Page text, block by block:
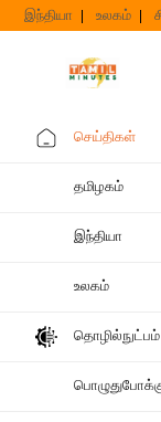
Skip
to
இந்தியா உலகம்
செய்திகள்
தமிழகம்
இந்தியா
உலகம்
தொழில்நுட்பம்